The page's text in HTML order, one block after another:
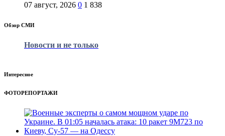
07 август, 2026 0 1 838
Обзор СМИ
Новости и не только
Интересное
ФОТОРЕПОРТАЖИ